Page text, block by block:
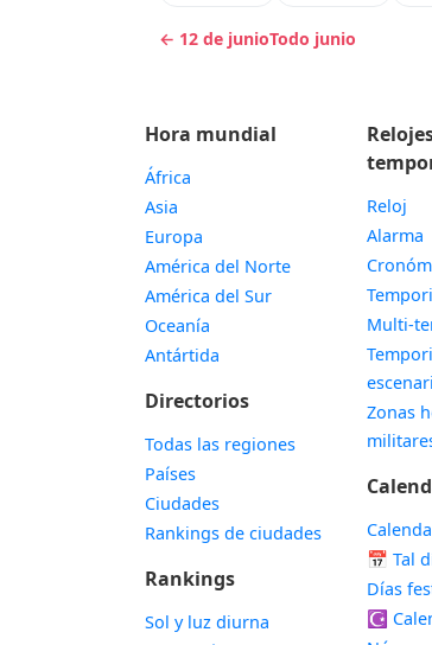
← 12 de junioTodo junio
Hora mundial
África
Asia
Europa
América del Norte
América del Sur
Oceanía
Antártida
Directorios
Todas las regiones
Países
Ciudades
Rankings de ciudades
Rankings
Sol y luz diurna
Reloj
Alarma
Multi-
Zonas
📅 Tal
Días
☪️